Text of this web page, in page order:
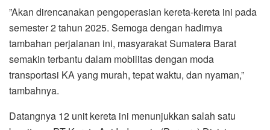
”Akan direncanakan pengoperasian kereta-kereta ini pada
semester 2 tahun 2025. Semoga dengan hadirnya
tambahan perjalanan ini, masyarakat Sumatera Barat
semakin terbantu dalam mobilitas dengan moda
transportasi KA yang murah, tepat waktu, dan nyaman,”
tambahnya.
Datangnya 12 unit kereta ini menunjukkan salah satu